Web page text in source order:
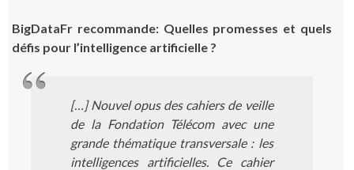
BigDataFr recommande: Quelles promesses et quels
défis pour l’intelligence artificielle ?
[…] Nouvel opus des cahiers de veille
de la Fondation Télécom avec une
grande thématique transversale : les
intelligences artificielles. Ce cahier